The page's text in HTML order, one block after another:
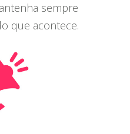
sempre
que acontece.